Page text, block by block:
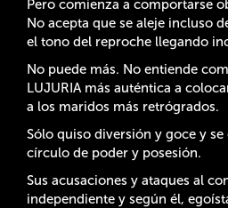
Pero comienza a comportarse
No acepta que se aleje incluso
el tono del reproche llegando
No puede más. No entiende
LUJURIA más auténtica a
a los maridos más retrógrados.
Sólo quiso diversión y goce y
círculo de poder y posesión.
Sus acusaciones y ataques al
independiente y según él,